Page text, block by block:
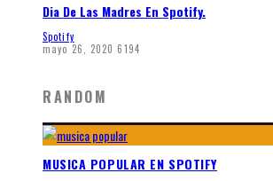
Dia De Las Madres En Spotify.
Spotify
mayo 26, 2020 6194
RANDOM
MUSICA POPULAR EN SPOTIFY